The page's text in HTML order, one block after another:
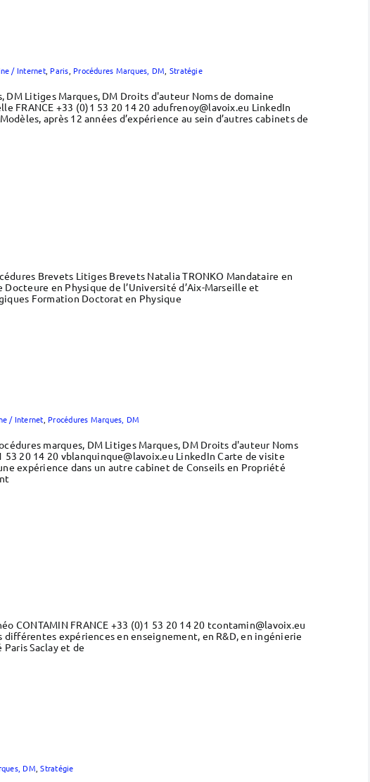
/ Internet, Paris Procédures Marques, DM Stratégie
DM Litiges Marques, DM Droits d'auteur Noms de domaine
FRANCE +33 (0)1 53 20 14 20 adufrenoy@lavoix.eu LinkedIn
après 12 années d’expérience au sein d’autres cabinets de
Brevets Litiges Brevets Natalia TRONKO Mandataire en
en Physique de l’Université d’Aix-Marseille et
Formation Doctorat en Physique
/ Internet Procédures Marques, DM
marques, DM Litiges Marques, DM Droits d'auteur Noms
20 14 20 vblanquinque@lavoix.eu LinkedIn Carte de visite
expérience dans un autre cabinet de Conseils en Propriété
CONTAMIN FRANCE +33 (0)1 53 20 14 20 tcontamin@lavoix.eu
expériences en enseignement, en R&D, en ingénierie
Saclay et de
DM ,Stratégie